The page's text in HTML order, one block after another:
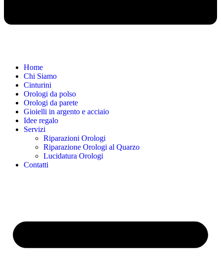
Home
Chi Siamo
Cinturini
Orologi da polso
Orologi da parete
Gioielli in argento e acciaio
Idee regalo
Servizi
Riparazioni Orologi
Riparazione Orologi al Quarzo
Lucidatura Orologi
Contatti